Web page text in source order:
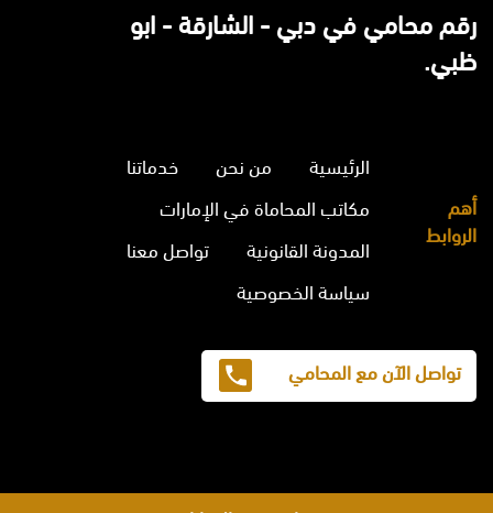
رقم محامي في دبي - الشارقة - ابو
ظبي.
أهم
الروابط
الرئيسية من نحن
خدماتنا
مكاتب المحاماة في الإمارات
المدونة القانونية
تواصل معنا
سياسة الخصوصية
تواصل الآن مع المحامي